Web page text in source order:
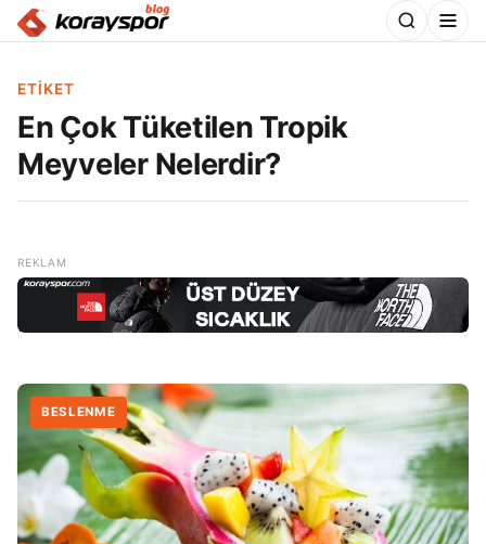
ETIKET
En Çok Tüketilen Tropik
Meyveler Nelerdir?
BESLENME